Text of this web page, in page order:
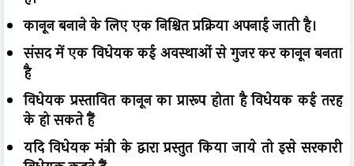
कानून बनाने के लिए एक निश्चित प्रक्रिया अपनाई जाती है।
संसद में एक विधेयक कई अवस्थाओं से गुजर कर कानून बनता
है
विधेयक प्रस्तावित कानून का प्रारूप होता है विधेयक कई तरह
के हो सकते हैं
यदि विधेयक मंत्री के द्वारा प्रस्तुत किया जाये तो इसे सरकारी